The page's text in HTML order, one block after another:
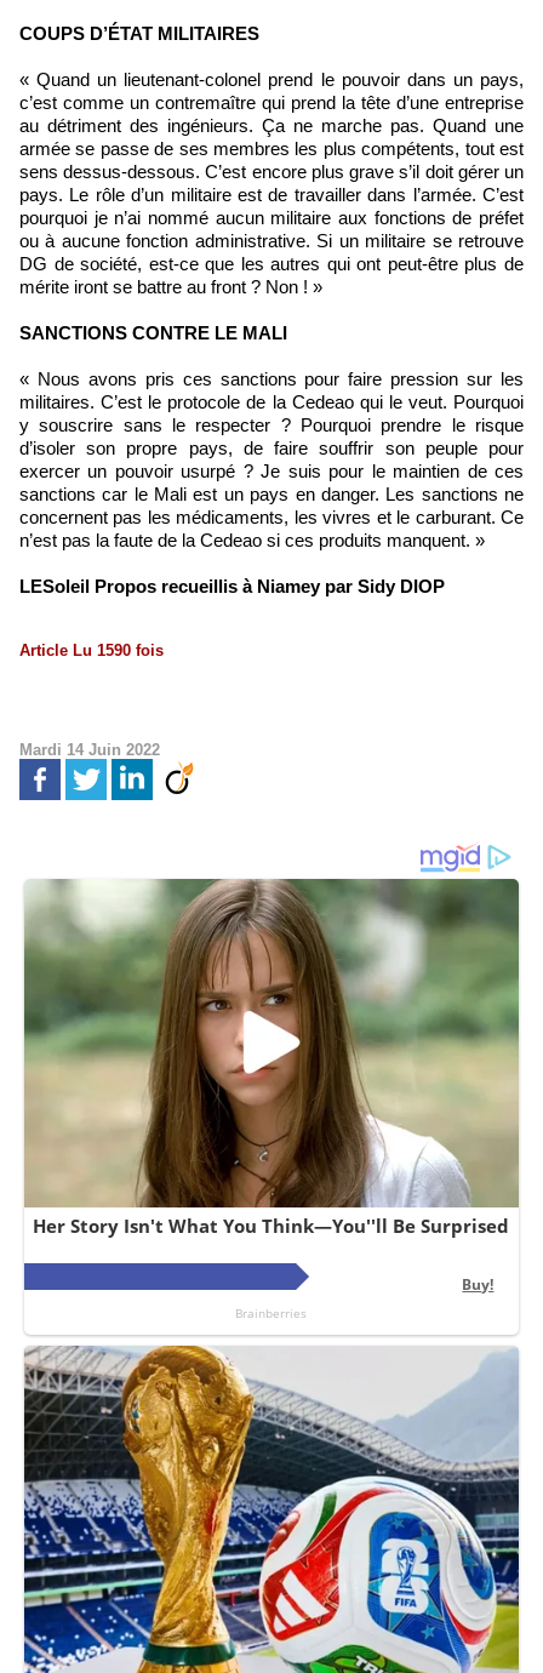
COUPS D’ÉTAT MILITAIRES
« Quand un lieutenant-colonel prend le pouvoir dans un pays,
c’est comme un contremaître qui prend la tête d’une entreprise
au détriment des ingénieurs. Ça ne marche pas. Quand une
armée se passe de ses membres les plus compétents, tout est
sens dessus-dessous. C’est encore plus grave s’il doit gérer un
pays. Le rôle d’un militaire est de travailler dans l’armée. C’est
pourquoi je n’ai nommé aucun militaire aux fonctions de préfet
ou à aucune fonction administrative. Si un militaire se retrouve
DG de société, est-ce que les autres qui ont peut-être plus de
mérite iront se battre au front ? Non ! »
SANCTIONS CONTRE LE MALI
« Nous avons pris ces sanctions pour faire pression sur les
militaires. C’est le protocole de la Cedeao qui le veut. Pourquoi
y souscrire sans le respecter ? Pourquoi prendre le risque
d’isoler son propre pays, de faire souffrir son peuple pour
exercer un pouvoir usurpé ? Je suis pour le maintien de ces
sanctions car le Mali est un pays en danger. Les sanctions ne
concernent pas les médicaments, les vivres et le carburant. Ce
n’est pas la faute de la Cedeao si ces produits manquent. »
LESoleil Propos recueillis à Niamey par Sidy DIOP
Article Lu 1590 fois
Mardi 14 Juin 2022